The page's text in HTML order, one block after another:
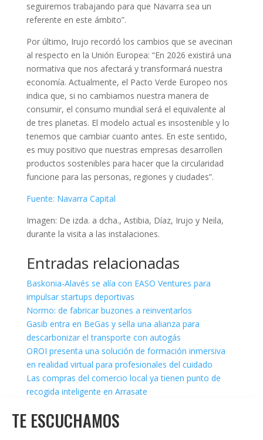
seguiremos trabajando para que Navarra sea un
referente en este ámbito”.
Por último, Irujo recordó los cambios que se avecinan
al respecto en la Unión Europea: “En 2026 existirá una
normativa que nos afectará y transformará nuestra
economía. Actualmente, el Pacto Verde Europeo nos
indica que, si no cambiamos nuestra manera de
consumir, el consumo mundial será el equivalente al
de tres planetas. El modelo actual es insostenible y lo
tenemos que cambiar cuanto antes. En este sentido,
es muy positivo que nuestras empresas desarrollen
productos sostenibles para hacer que la circularidad
funcione para las personas, regiones y ciudades”.
Fuente: Navarra Capital
Imagen: De izda. a dcha., Astibia, Díaz, Irujo y Neila,
durante la visita a las instalaciones.
Entradas relacionadas
Baskonia-Alavés se alía con EASO Ventures para
impulsar startups deportivas
Normo: de fabricar buzones a reinventarlos
Gasib entra en BeGas y sella una alianza para
descarbonizar el transporte con autogás
OROI presenta una solución de formación inmersiva
en realidad virtual para profesionales del cuidado
Las compras del comercio local ya tienen punto de
recogida inteligente en Arrasate
TE ESCUCHAMOS